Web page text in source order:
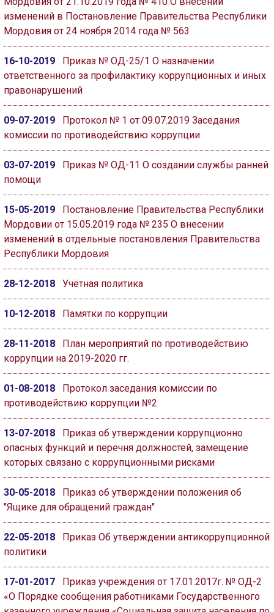
изменений в Постановление Правительства Республики
Мордовия от 24 ноября 2014 года № 563
16-10-2019
Приказ № ОД-25/1 О назначении
ответственного за профилактику коррупционных и иных
правонарушений
09-07-2019
Протокол № 1 от 09.07.2019 Заседания
комиссии по противодействию коррупции
03-07-2019
Приказ № ОД-11 О создании службы ранней
помощи
15-05-2019
Постановление Правительства Республики
Мордовии от 15.05.2019 года № 235 О внесении
изменений в отдельные постановления Правительства
Республики Мордовия
28-12-2018 Учётная политика
10-12-2018 Памятки по коррупции
28-11-2018
План мероприятий по противодействию
коррупции на 2019-2020 гг.
01-08-2018
Протокол заседания комиссии по
противодействию коррупции №2
13-07-2018
Приказ об утверждении коррупционно
опасных функций и перечня должностей, замещение
которых связано с коррупционными рисками
30-05-2018
Приказ об утверждении положения об
"Ящике для обращений граждан"
22-05-2018
Приказ Об утверждении антикоррупционной
политики
17-01-2017
Приказ учреждения от 17.01.2017г. № ОД-2
«О Порядке сообщения работниками Государственного